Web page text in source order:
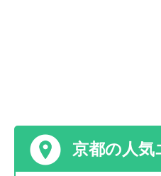
京都の人